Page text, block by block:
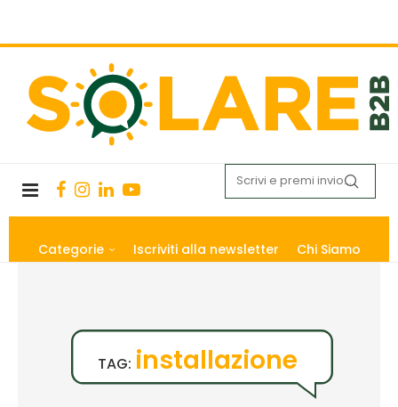
Categorie Iscriviti alla newsletter Chi Siamo
TAG: installazione